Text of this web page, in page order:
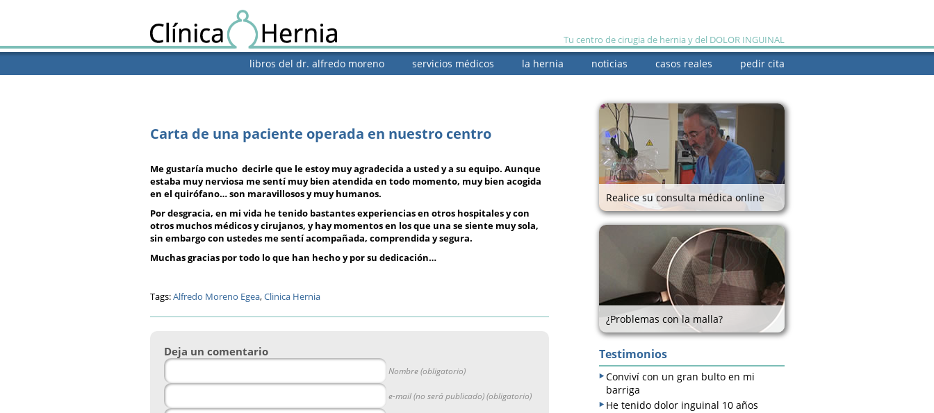
Tu centro de cirugia de hernia y del DOLOR INGUINAL
pedir cita
casos reales
noticias
la hernia
servicios médicos
libros del dr. alfredo moreno
Carta de una paciente operada en nuestro centro
Me gustaría mucho decirle que le estoy muy agradecida a usted y a su equipo. Aunque
estaba muy nerviosa me sentí muy bien atendida en todo momento, muy bien acogida
en el quirófano… son maravillosos y muy humanos.
Por desgracia, en mi vida he tenido bastantes experiencias en otros hospitales y con
otros muchos médicos y cirujanos, y hay momentos en los que una se siente muy sola,
sin embargo con ustedes me sentí acompañada, comprendida y segura.
Muchas gracias por todo lo que han hecho y por su dedicación…
Tags:Alfredo Moreno Egea,Clinica Hernia
Deja un comentario
Nombre (obligatorio)
e-mail (no será publicado) (obligatorio)
Realice su consulta médica online
¿Problemas con la malla?
Testimonios
Conviví con un gran bulto en mi
barriga
He tenido dolor inguinal 10 años